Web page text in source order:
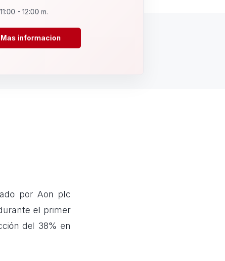
11:00 - 12:00 m.
Mas informacion
por Aon plc
el primer
del 38% en